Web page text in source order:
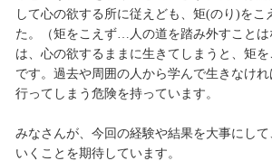
して心の欲する所に従えども、矩(のり)をこ
た。（矩をこえず…人の道を踏み外すことは
は、心の欲するままに生きてしまうと、矩
です。過去や周囲の人から学んで生きなけ
行ってしまう危険を持っています。
みなさんが、今回の経験や結果を大事にし
いくことを期待しています。